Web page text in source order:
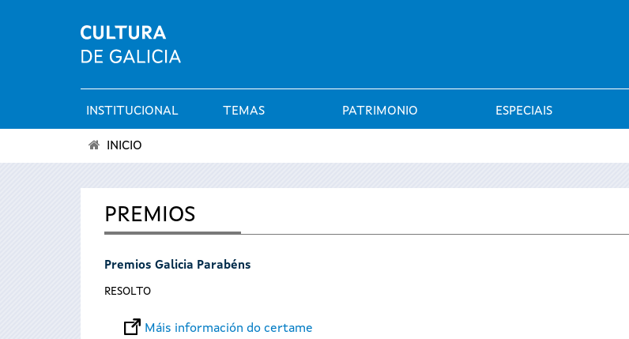
Menú
principal
INSTITUCIONAL TEMAS PATRIMONIO ESPECIAIS
está
INICIO
PREMIOS
Premios Galicia Parabéns
RESOLTO
Máis información do certame